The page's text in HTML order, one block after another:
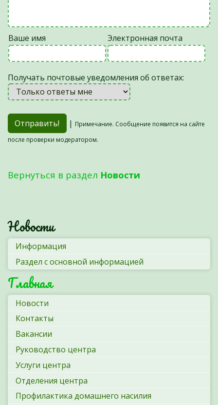
Ваше имя Электронная почта
Получать почтовые уведомления об ответах:
| Примечание. Сообщение появится на сайте
после проверки модератором.
Вернуться в раздел Новости
Новости
Информация
Раздел с основной информацией
Главная
Новости
Контакты
Вакансии
Руководство центра
Услуги центра
Отделения центра
Профилактика домашнего насилия